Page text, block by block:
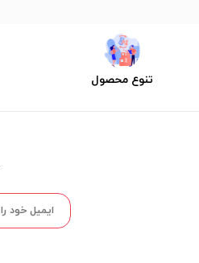
تنوع محصول